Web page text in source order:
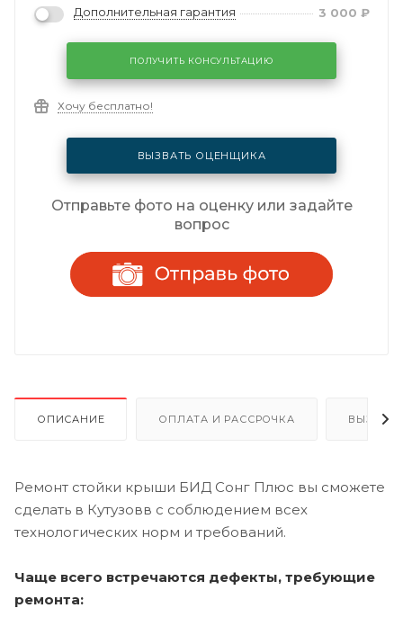
Дополнительная гарантия 3 000 ₽
ПОЛУЧИТЬ КОНСУЛЬТАЦИЮ
Хочу бесплатно!
ВЫЗВАТЬ ОЦЕНЩИКА
Отправьте фото на оценку или задайте
вопрос
ОПИСАНИЕ ОПЛАТА И РАССРОЧКА ВЫЗОВ
Ремонт стойки крыши БИД Сонг Плюс вы сможете
сделать в Кутузовв с соблюдением всех
технологических норм и требований.
Чаще всего встречаются дефекты, требующие
ремонта: